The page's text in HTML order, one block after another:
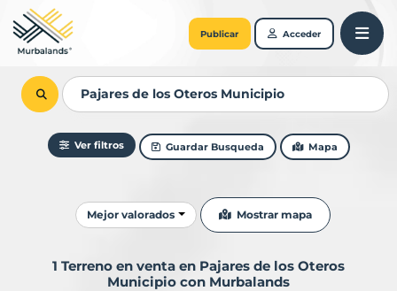
Publicar Acceder
Ver filtros Guardar Busqueda Mapa
Ordenar resultados
Mejor valorados Mostrar mapa
1 Terreno en venta en Pajares de los Oteros
Municipio con Murbalands